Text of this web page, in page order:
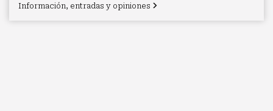
Información, entradas y opiniones